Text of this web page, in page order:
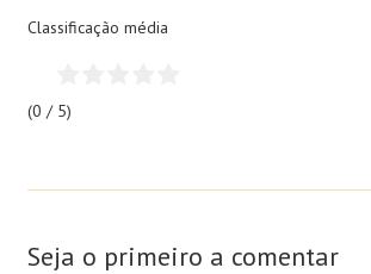
Classificação média
(0 / 5)
Seja o primeiro a comentar